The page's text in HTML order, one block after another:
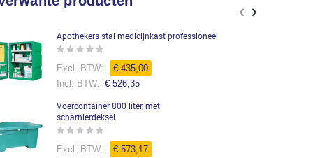
Apothekers stal medicijnkast professioneel
Rating:
€ 435,00
€ 526,35
Voercontainer 800 liter, met
scharnierdeksel
Rating:
€ 573,17